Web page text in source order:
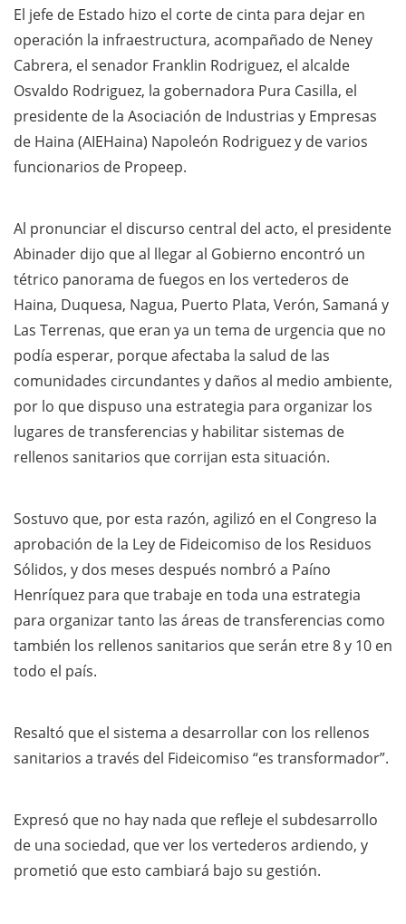
El jefe de Estado hizo el corte de cinta para dejar en
operación la infraestructura, acompañado de Neney
Cabrera, el senador Franklin Rodriguez, el alcalde
Osvaldo Rodriguez, la gobernadora Pura Casilla, el
presidente de la Asociación de Industrias y Empresas
de Haina (AIEHaina) Napoleón Rodriguez y de varios
funcionarios de Propeep.
Al pronunciar el discurso central del acto, el presidente
Abinader dijo que al llegar al Gobierno encontró un
tétrico panorama de fuegos en los vertederos de
Haina, Duquesa, Nagua, Puerto Plata, Verón, Samaná y
Las Terrenas, que eran ya un tema de urgencia que no
podía esperar, porque afectaba la salud de las
comunidades circundantes y daños al medio ambiente,
por lo que dispuso una estrategia para organizar los
lugares de transferencias y habilitar sistemas de
rellenos sanitarios que corrijan esta situación.
Sostuvo que, por esta razón, agilizó en el Congreso la
aprobación de la Ley de Fideicomiso de los Residuos
Sólidos, y dos meses después nombró a Paíno
Henríquez para que trabaje en toda una estrategia
para organizar tanto las áreas de transferencias como
también los rellenos sanitarios que serán etre 8 y 10 en
todo el país.
Resaltó que el sistema a desarrollar con los rellenos
sanitarios a través del Fideicomiso “es transformador”.
Expresó que no hay nada que refleje el subdesarrollo
de una sociedad, que ver los vertederos ardiendo, y
prometió que esto cambiará bajo su gestión.